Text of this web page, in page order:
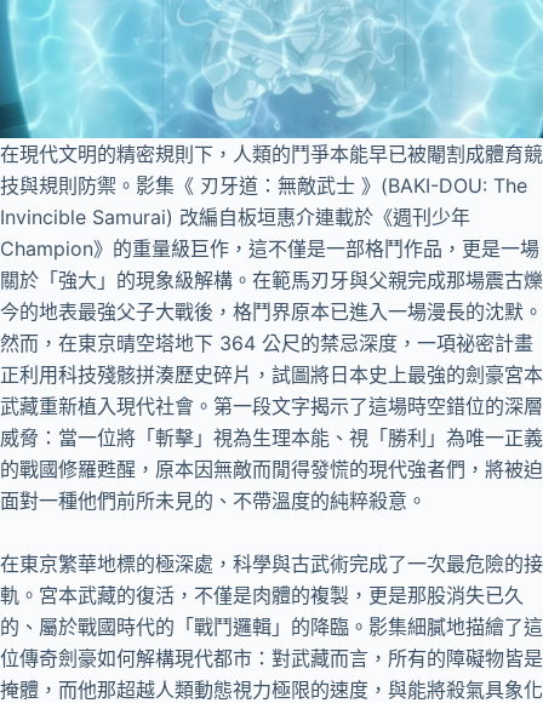
在現代文明的精密規則下，人類的鬥爭本能早已被閹割成體育競
技與規則防禦。影集《 刃牙道：無敵武士 》(BAKI-DOU: The
Invincible Samurai) 改編自板垣惠介連載於《週刊少年
Champion》的重量級巨作，這不僅是一部格鬥作品，更是一場
關於「強大」的現象級解構。在範馬刃牙與父親完成那場震古爍
今的地表最強父子大戰後，格鬥界原本已進入一場漫長的沈默。
然而，在東京晴空塔地下 364 公尺的禁忌深度，一項祕密計畫
正利用科技殘骸拼湊歷史碎片，試圖將日本史上最強的劍豪宮本
武藏重新植入現代社會。第一段文字揭示了這場時空錯位的深層
威脅：當一位將「斬擊」視為生理本能、視「勝利」為唯一正義
的戰國修羅甦醒，原本因無敵而閒得發慌的現代強者們，將被迫
面對一種他們前所未見的、不帶溫度的純粹殺意。
在東京繁華地標的極深處，科學與古武術完成了一次最危險的接
軌。宮本武藏的復活，不僅是肉體的複製，更是那股消失已久
的、屬於戰國時代的「戰鬥邏輯」的降臨。影集細膩地描繪了這
位傳奇劍豪如何解構現代都市：對武藏而言，所有的障礙物皆是
掩體，而他那超越人類動態視力極限的速度，與能將殺氣具象化